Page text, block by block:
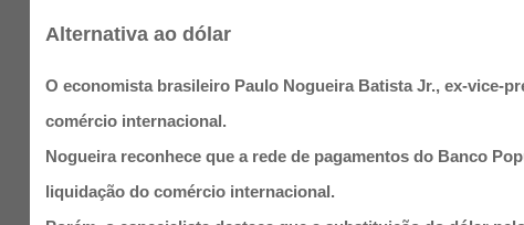
Alternativa ao dólar
O economista brasileiro Paulo Nogueira Batista Jr., ex-vice-
comércio internacional.
Nogueira reconhece que a rede de pagamentos do Banco
liquidação do comércio internacional.